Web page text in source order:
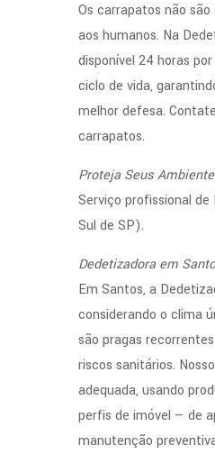
Os carrapatos não
aos humanos. Na
disponível 24 horas
ciclo de vida,
melhor defesa.
carrapatos.
Proteja Seus
Serviço profissional
Sul de SP).
Dedetizadora em
Em Santos, a
considerando o clima
são pragas
riscos sanitários.
adequada, usando
perfis de imóvel — de
manutenção